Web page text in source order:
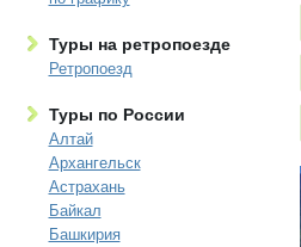
Туры на ретропоезде
Ретропоезд
Туры по России
Алтай
Архангельск
Астрахань
Байкал
Башкирия